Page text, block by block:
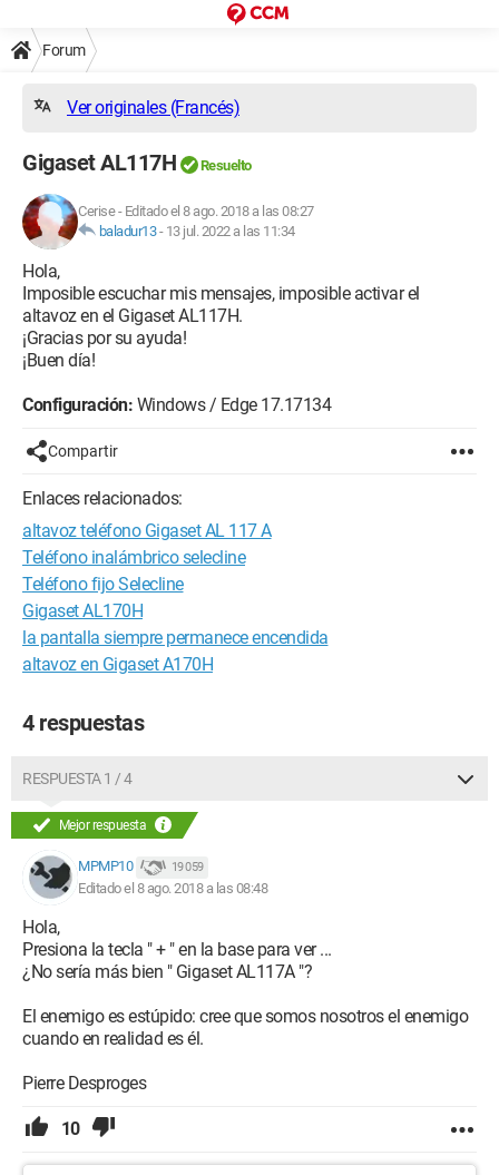
Forum
Ver originales (Francés)
Gigaset AL117H Resuelto
Cerise- Editado el 8 ago. 2018 a las 08:27
baladur13- 13 jul. 2022 a las 11:34
Hola,
Imposible escuchar mis mensajes, imposible activar el
altavoz en el Gigaset AL117H.
¡Gracias por su ayuda!
¡Buen día!
Configuración: Windows / Edge 17.17134
Compartir
Enlaces relacionados:
altavoz teléfono Gigaset AL 117 A
Teléfono inalámbrico selecline
Teléfono fijo Selecline
Gigaset AL170H
la pantalla siempre permanece encendida
altavoz en Gigaset A170H
4 respuestas
RESPUESTA 1 / 4
Mejor respuesta
MPMP10 19 059
Editado el 8 ago. 2018 a las 08:48
Hola,
Presiona la tecla " + " en la base para ver ...
¿No sería más bien " Gigaset AL117A "?
El enemigo es estúpido: cree que somos nosotros el enemigo
cuando en realidad es él.
Pierre Desproges
10